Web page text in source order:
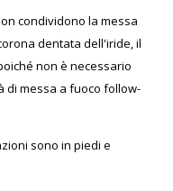
condividono la messa
dentata dell'iride, il
non è necessario
di messa a fuoco follow-
sono in piedi e